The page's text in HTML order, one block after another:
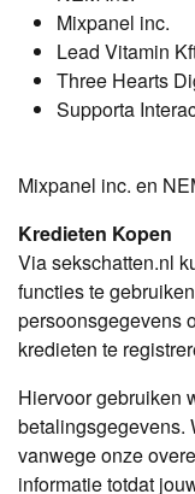
Mixpanel inc.
Lead Vitamin
Three Hearts
Supporta
Mixpanel inc. en
Kredieten Kopen
Via sekschatten.nl
functies te
persoonsgegevens
kredieten te
Hiervoor gebruiken
betalingsgegevens.
vanwege onze
informatie totdat